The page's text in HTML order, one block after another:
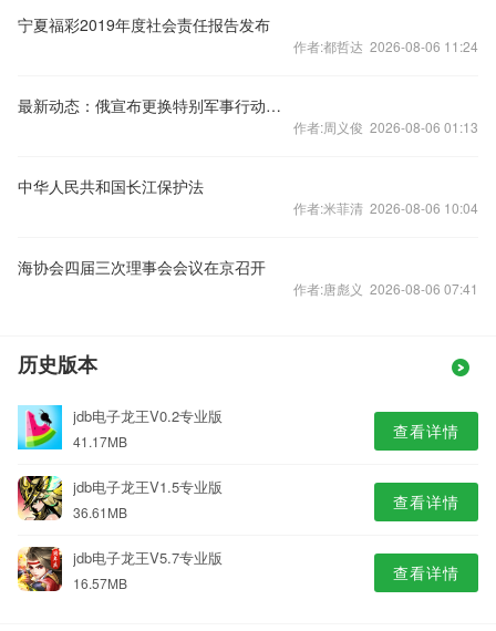
宁夏福彩2019年度社会责任报告发布
作者:都哲达 2026-08-06 11:24
最新动态：俄宣布更换特别军事行动总指挥 乌方在基辅实施联合反情报行动
作者:周义俊 2026-08-06 01:13
中华人民共和国长江保护法
作者:米菲清 2026-08-06 10:04
海协会四届三次理事会会议在京召开
作者:唐彪义 2026-08-06 07:41
历史版本
jdb电子龙王V0.2专业版
41.17MB 查看详情
jdb电子龙王V1.5专业版
36.61MB 查看详情
jdb电子龙王V5.7专业版
16.57MB 查看详情